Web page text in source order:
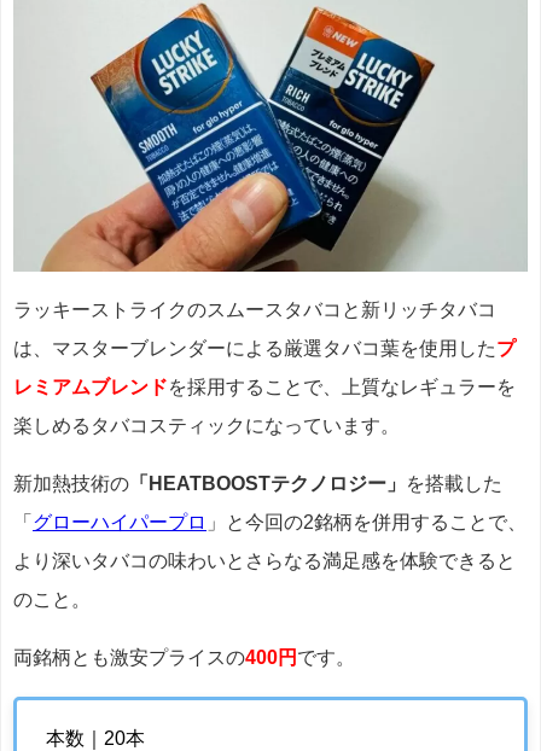
ラッキーストライクのスムースタバコと新リッチタバコ
は、マスターブレンダーによる厳選タバコ葉を使用したプ
レミアムブレンドを採用することで、上質なレギュラーを
楽しめるタバコスティックになっています。
新加熱技術の 「HEATBOOSTテクノロジー」
を搭載した
「 グローハイパープロ 」と今回の2銘柄を併用することで、
より深いタバコの味わいとさらなる満足感を体験できると
のこと。
両銘柄とも激安プライスの400円 です。
本数｜20本